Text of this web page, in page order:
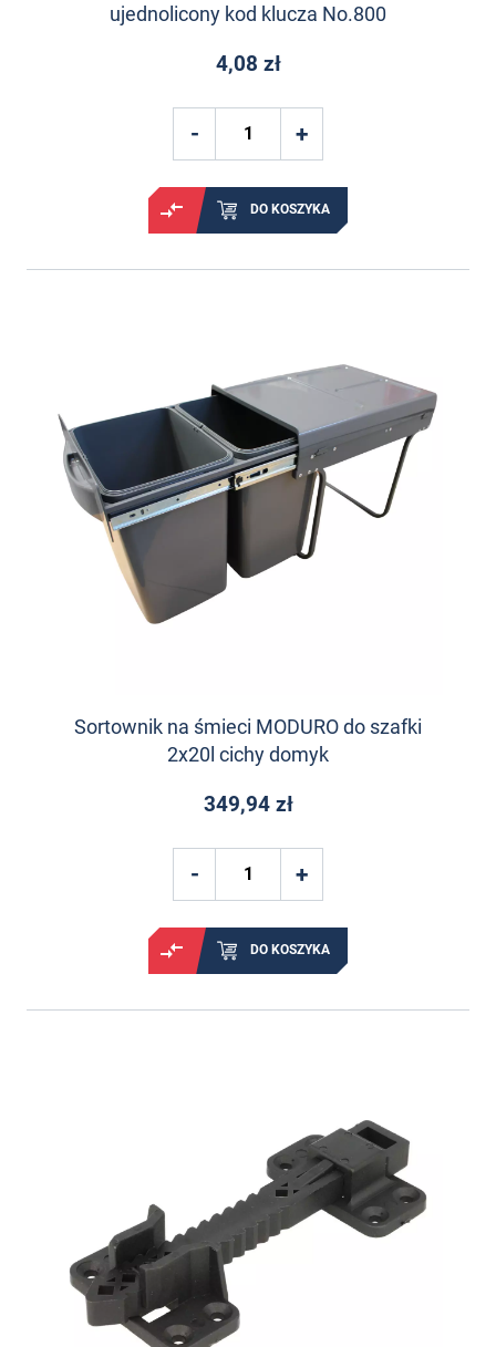
ujednolicony kod klucza No.800
4,08 zł
DO KOSZYKA
Sortownik na śmieci MODURO do szafki
2x20l cichy domyk
349,94 zł
DO KOSZYKA